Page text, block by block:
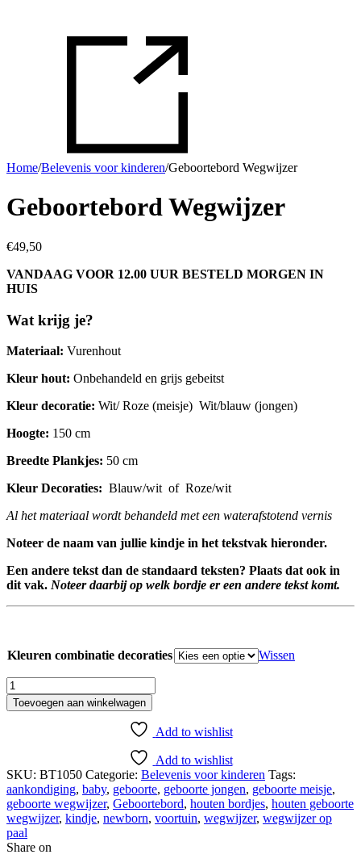
Home/Belevenis voor kinderen/Geboortebord Wegwijzer
Geboortebord Wegwijzer
€49,50
VANDAAG VOOR 12.00 UUR BESTELD MORGEN IN
HUIS
Wat krijg je?
Materiaal: Vurenhout
Kleur hout: Onbehandeld en grijs gebeitst
Kleur decoratie: Wit/ Roze (meisje) Wit/blauw (jongen)
Hoogte: 150 cm
Breedte Plankjes: 50 cm
Kleur Decoraties: Blauw/wit of Roze/wit
Al het materiaal wordt behandeld met een waterafstotend vernis
Noteer de naam van jullie kindje in het tekstvak hieronder.
Een andere tekst dan de standaard teksten? Plaats dat ook in
dit vak. Noteer daarbij op welk bordje er een andere tekst komt.
Kleuren combinatie decoraties Wissen
Geboortebord
Wegwijzer
aantal
Toevoegen aan winkelwagen
Add to wishlist
Add to wishlist
SKU: BT1050 Categorie: Belevenis voor kinderen Tags:
aankondiging, baby, geboorte, geboorte jongen, geboorte meisje,
geboorte wegwijzer, Geboortebord, houten bordjes, houten geboorte
wegwijzer, kindje, newborn, voortuin, wegwijzer, wegwijzer op
paal
Share on